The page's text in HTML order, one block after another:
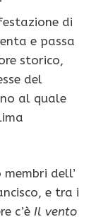
di
e passa
storico,
del
al quale
dell’
e tra i
c’è Il vento